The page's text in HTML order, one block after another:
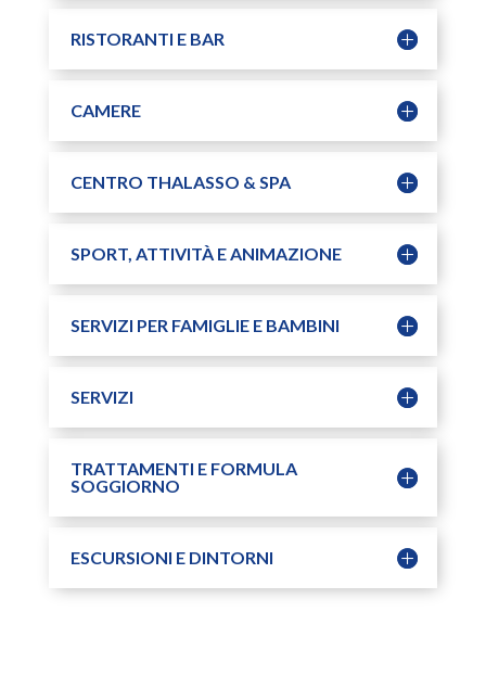
RISTORANTI E BAR
CAMERE
CENTRO THALASSO & SPA
SPORT, ATTIVITÀ E ANIMAZIONE
SERVIZI PER FAMIGLIE E BAMBINI
SERVIZI
TRATTAMENTI E FORMULA
SOGGIORNO
ESCURSIONI E DINTORNI